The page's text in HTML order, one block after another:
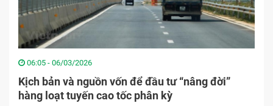
06:05 - 06/03/2026
Kịch bản và nguồn vốn để đầu tư “nâng đời”
hàng loạt tuyến cao tốc phân kỳ